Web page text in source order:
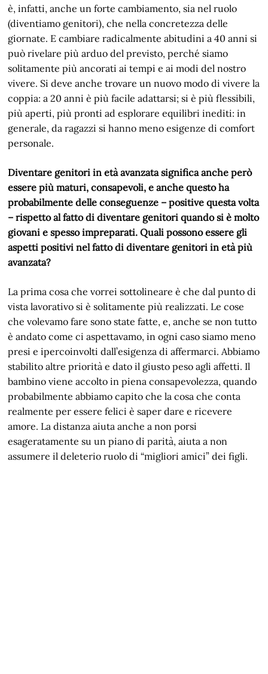
è, infatti, anche un forte cambiamento, sia nel ruolo
(diventiamo genitori), che nella concretezza delle
giornate. E cambiare radicalmente abitudini a 40 anni si
può rivelare più arduo del previsto, perché siamo
solitamente più ancorati ai tempi e ai modi del nostro
vivere. Si deve anche trovare un nuovo modo di vivere la
coppia: a 20 anni è più facile adattarsi; si è più flessibili,
più aperti, più pronti ad esplorare equilibri inediti: in
generale, da ragazzi si hanno meno esigenze di comfort
personale.
Diventare genitori in età avanzata significa anche però
essere più maturi, consapevoli, e anche questo ha
probabilmente delle conseguenze – positive questa volta
– rispetto al fatto di diventare genitori quando si è molto
giovani e spesso impreparati. Quali possono essere gli
aspetti positivi nel fatto di diventare genitori in età più
avanzata?
La prima cosa che vorrei sottolineare è che dal punto di
vista lavorativo si è solitamente più realizzati. Le cose
che volevamo fare sono state fatte, e, anche se non tutto
è andato come ci aspettavamo, in ogni caso siamo meno
presi e ipercoinvolti dall’esigenza di affermarci. Abbiamo
stabilito altre priorità e dato il giusto peso agli affetti. Il
bambino viene accolto in piena consapevolezza, quando
probabilmente abbiamo capito che la cosa che conta
realmente per essere felici è saper dare e ricevere
amore. La distanza aiuta anche a non porsi
esageratamente su un piano di parità, aiuta a non
assumere il deleterio ruolo di “migliori amici” dei figli.